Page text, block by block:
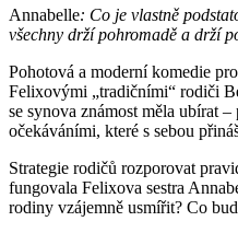
Annabelle: Co je vlastně
všechny drží pohromadě a drží
Pohotová a moderní komedie
Felixovými „tradičními“ rodiči
se synova známost měla ubírat
očekáváními, které s sebou
Strategie rodičů rozporovat
fungovala Felixova sestra
rodiny vzájemně usmířit? Co